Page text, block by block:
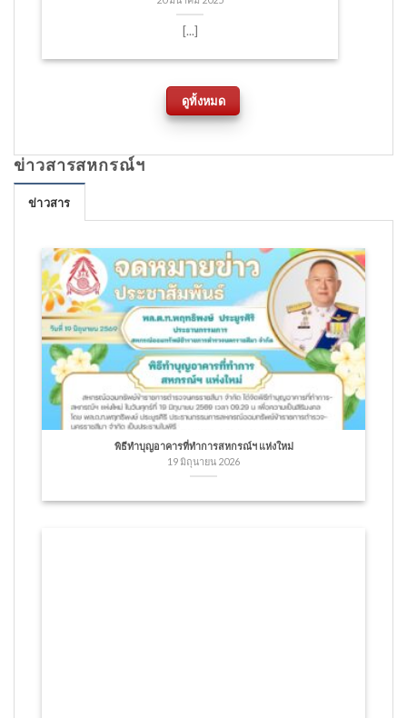
[...]
ดูทั้งหมด
ข่าวสารสหกรณ์ฯ
ข่าวสาร
พิธีทำบุญอาคารที่ทำการสหกรณ์ฯ แห่งใหม่
19 มิถุนายน 2026